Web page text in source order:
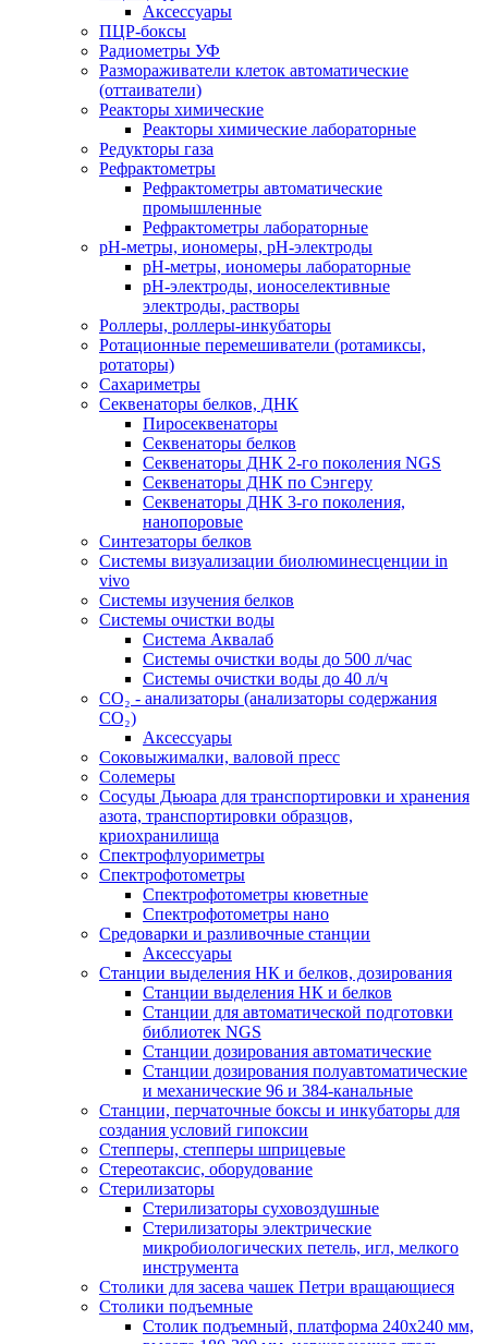
Аксессуары
ПЦР-боксы
Радиометры УФ
Размораживатели клеток автоматические
(оттаиватели)
Реакторы химические
Реакторы химические лабораторные
Редукторы газа
Рефрактометры
Рефрактометры автоматические
промышленные
Рефрактометры лабораторные
рН-метры, иономеры, рН-электроды
рН-метры, иономеры лабораторные
рН-электроды, ионоселективные
электроды, растворы
Роллеры, роллеры-инкубаторы
Ротационные перемешиватели (ротамиксы,
ротаторы)
Сахариметры
Секвенаторы белков, ДНК
Пиросеквенаторы
Секвенаторы белков
Секвенаторы ДНК 2-го поколения NGS
Секвенаторы ДНК по Сэнгеру
Секвенаторы ДНК 3-го поколения,
нанопоровые
Синтезаторы белков
Системы визуализации биолюминесценции in
vivo
Системы изучения белков
Системы очистки воды
Система Аквалаб
Системы очистки воды до 500 л/час
Системы очистки воды до 40 л/ч
СО₂ - анализаторы (анализаторы содержания
СО₂)
Аксессуары
Соковыжималки, валовой пресс
Солемеры
Сосуды Дьюара для транспортировки и хранения
азота, транспортировки образцов,
криохранилища
Спектрофлуориметры
Спектрофотометры
Спектрофотометры кюветные
Спектрофотометры нано
Средоварки и разливочные станции
Аксессуары
Станции выделения НК и белков, дозирования
Станции выделения НК и белков
Станции для автоматической подготовки
библиотек NGS
Станции дозирования автоматические
Станции дозирования полуавтоматические
и механические 96 и 384-канальные
Станции, перчаточные боксы и инкубаторы для
создания условий гипоксии
Степперы, степперы шприцевые
Стереотаксис, оборудование
Стерилизаторы
Стерилизаторы суховоздушные
Стерилизаторы электрические
микробиологических петель, игл, мелкого
инструмента
Столики для засева чашек Петри вращающиеся
Столики подъемные
Столик подъемный, платформа 240х240 мм,